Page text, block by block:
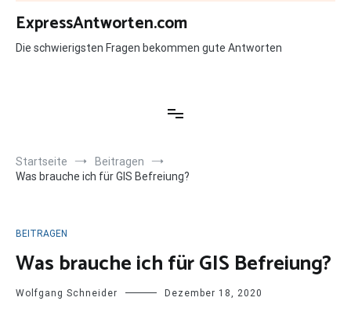
Zum
Inhalt
springen
ExpressAntworten.com
Die schwierigsten Fragen bekommen gute Antworten
Startseite
Beitragen
Was brauche ich für GIS Befreiung?
BEITRAGEN
Was brauche ich für GIS Befreiung?
Wolfgang Schneider Dezember 18, 2020